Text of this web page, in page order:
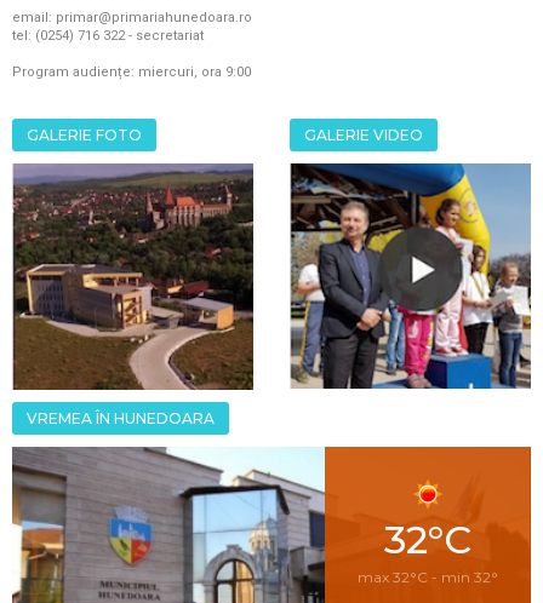
email: primar@primariahunedoara.ro
tel: (0254) 716 322 - secretariat
Program audiențe: miercuri, ora 9:00
GALERIE FOTO GALERIE VIDEO
VREMEA ÎN HUNEDOARA
32°C
max 32°C - min 32°